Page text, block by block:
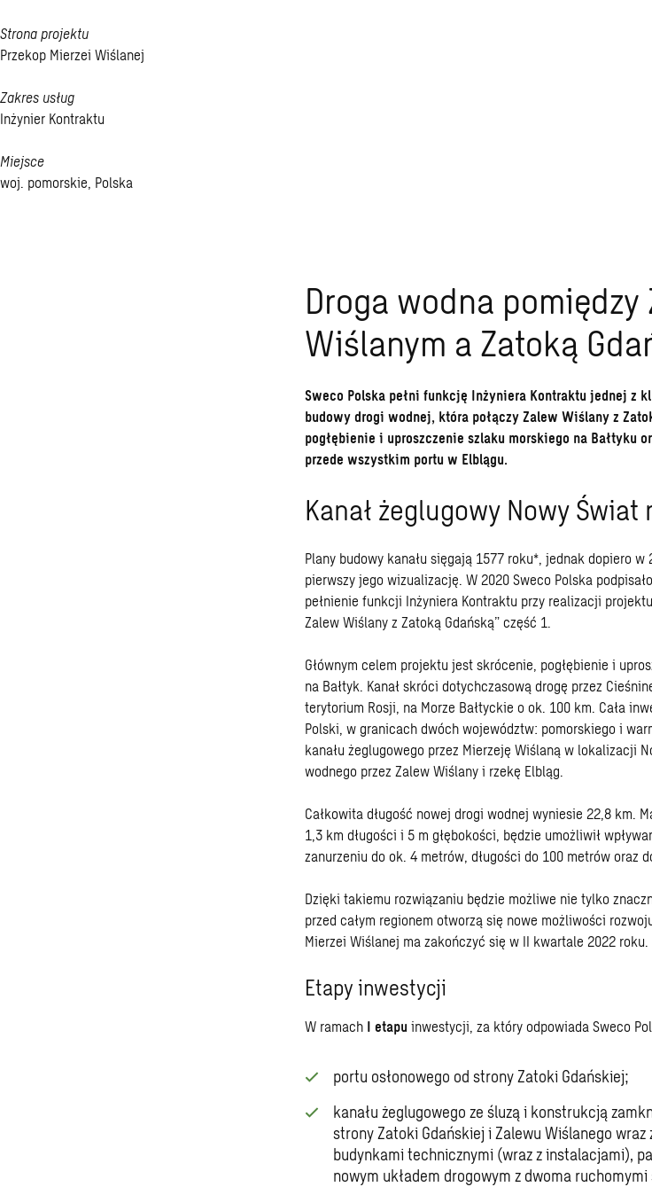
Strona projektu
Przekop Mierzei Wiślanej
Zakres usług
Inżynier Kontraktu
Miejsce
woj. pomorskie, Polska
Droga wodna pomiędzy
Wiślanym a Zatoką
Sweco Polska pełni funkcję Inżyniera Kontraktu jednej z
budowy drogi wodnej, która połączy Zalew Wiślany z
pogłębienie i uproszczenie szlaku morskiego na Bałtyku
przede wszystkim portu w Elblągu.
Kanał żeglugowy Nowy
Plany budowy kanału sięgają 1577 roku*, jednak dopiero
pierwszy jego wizualizację. W 2020 Sweco Polska
pełnienie funkcji Inżyniera Kontraktu przy realizacji
Zalew Wiślany z Zatoką Gdańską” część 1.
Głównym celem projektu jest skrócenie, pogłębienie i
na Bałtyk. Kanał skróci dotychczasową drogę przez
terytorium Rosji, na Morze Bałtyckie o ok. 100 km. Cała
Polski, w granicach dwóch województw: pomorskiego i
kanału żeglugowego przez Mierzeję Wiślaną w lokalizacji
wodnego przez Zalew Wiślany i rzekę Elbląg.
Całkowita długość nowej drogi wodnej wyniesie 22,8 km.
1,3 km długości i 5 m głębokości, będzie umożliwił
zanurzeniu do ok. 4 metrów, długości do 100 metrów oraz
Dzięki takiemu rozwiązaniu będzie możliwe nie tylko
przed całym regionem otworzą się nowe możliwości
Mierzei Wiślanej ma zakończyć się w II kwartale 2022 roku.
Etapy inwestycji
W ramach I etapu inwestycji, za który odpowiada Sweco
portu osłonowego od strony Zatoki Gdańskiej;
kanału żeglugowego ze śluzą i konstrukcją
strony Zatoki Gdańskiej i Zalewu Wiślanego
budynkami technicznymi (wraz z instalacjami),
nowym układem drogowym z dwoma